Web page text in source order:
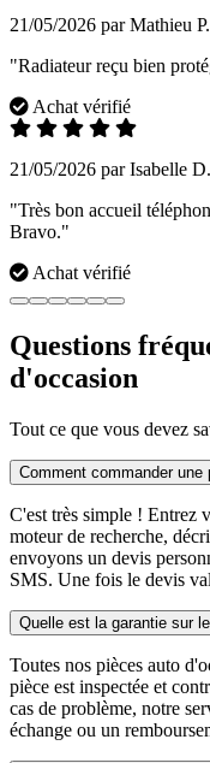
21/05/2026 par Mathieu P.
"Radiateur reçu bien
Achat vérifié
21/05/2026 par Isabelle D.
"Très bon accueil
Bravo."
Achat vérifié
Questions
d'occasion
Tout ce que vous devez
Comment commander
C'est très simple ! Entrez
moteur de recherche,
envoyons un devis
SMS. Une fois le devis
Quelle est la garantie sur
Toutes nos pièces auto
pièce est inspectée et
cas de problème, notre
échange ou un